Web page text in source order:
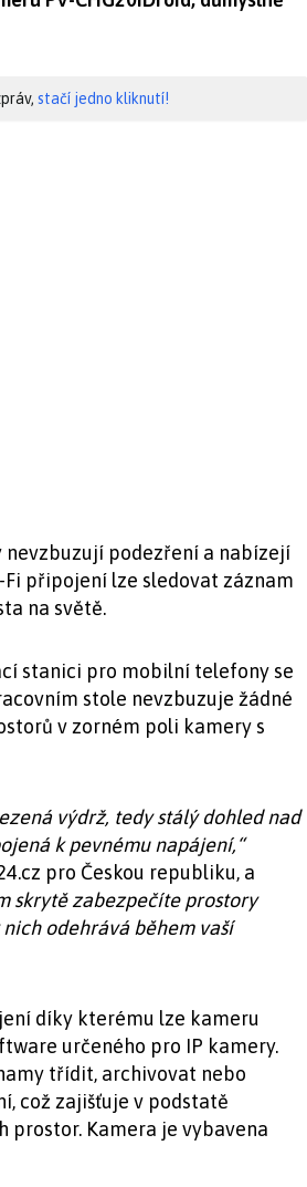
stačí jedno kliknutí!
podezření a nabízejí
připojení lze sledovat záznam
na světě.
stanici pro mobilní telefony se
stole nevzbuzuje žádné
v zorném poli kamery s
výdrž, tedy stálý dohled nad
k pevnému napájení,“
pro Českou republiku, a
skrytě zabezpečíte prostory
odehrává během vaší
díky kterému lze kameru
určeného pro IP kamery.
třídit, archivovat nebo
což zajišťuje v podstatě
prostor. Kamera je vybavena